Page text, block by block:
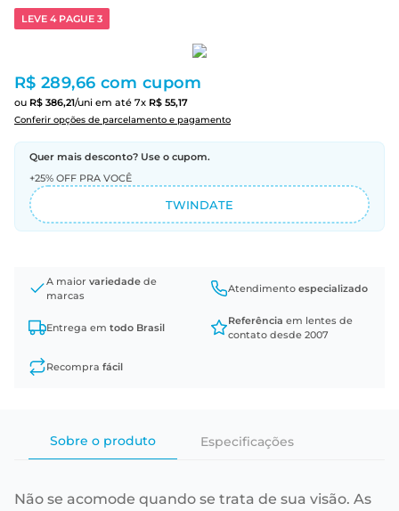
LEVE 4 PAGUE 3
R$ 289,66 com cupom
ou R$ 386,21/uni em até 7x R$ 55,17
Conferir opções de parcelamento e pagamento
Quer mais desconto? Use o cupom.
+25% OFF PRA VOCÊ
TWINDATE
A maior variedade de
marcas
Atendimento especializado
Entrega em todo Brasil
Referência em lentes de
contato desde 2007
Recompra fácil
Sobre o produto Especificações
Não se acomode quando se trata de sua visão. As